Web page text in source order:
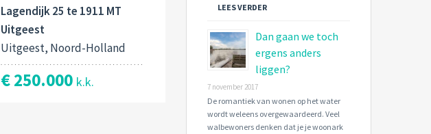
Lagendijk 25 te 1911 MT
Uitgeest
Uitgeest, Noord-Holland
€ 250.000 k.k.
LEES VERDER
Dan gaan we toch
ergens anders
liggen?
7 november 2017
De romantiek van wonen op het water
wordt weleens overgewaardeerd. Veel
walbewoners denken dat je je woonark